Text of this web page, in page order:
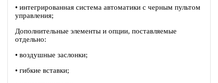
• интегрированная система автоматики с черным пультом
управления;
Дополнительные элементы и опции, поставляемые
отдельно:
• воздушные заслонки;
• гибкие вставки;